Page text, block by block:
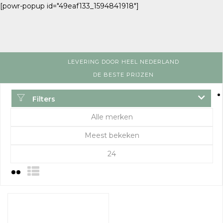
[powr-popup id="49eaf133_1594841918"]
LEVERING DOOR HEEL NEDERLAND
DE BESTE PRIJZEN
Filters
Alle merken
Meest bekeken
24